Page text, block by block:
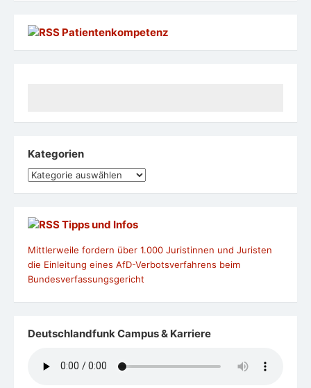
Patientenkompetenz
Kategorien
Kategorien
Tipps und Infos
Mittlerweile fordern über 1.000 Juristinnen und Juristen
die Einleitung eines AfD-Verbotsverfahrens beim
Bundesverfassungsgericht
Deutschlandfunk Campus & Karriere